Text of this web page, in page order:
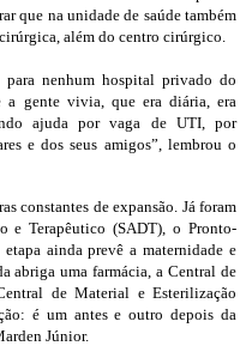
que na unidade de saúde também
além do centro cirúrgico.
nenhum hospital privado do
a gente vivia, que era diária, era
ajuda por vaga de UTI, por
e dos seus amigos”, lembrou o
constantes de expansão. Já foram
e Terapêutico (SADT), o Pronto-
ainda prevê a maternidade e
abriga uma farmácia, a Central de
de Material e Esterilização
é um antes e outro depois da
Júnior.